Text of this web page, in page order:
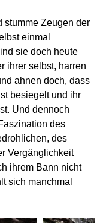
stumme Zeugen der
einmal
sie doch heute
ihrer selbst, harren
ahnen doch, dass
besiegelt und ihr
Und dennoch
des
des
Vergänglichkeit
ihrem Bann nicht
sich manchmal